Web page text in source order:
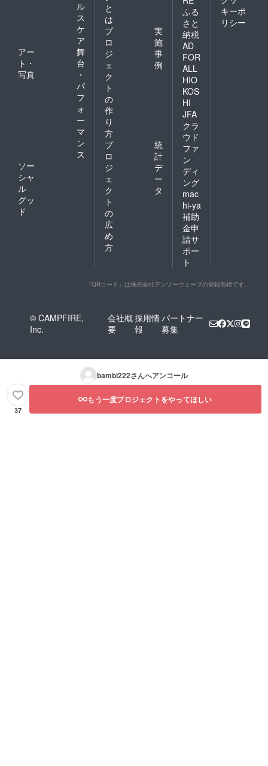
ル
ス
ケ
ア
アー
ト・
写真
舞
台
・
パ
フ
ォ
ー
マ
ン
ス
ソー
シャ
ル
グッ
ド
と
は
プ
ロ
ジ
ェ
ク
ト
の
作
り
方
実
施
事
例
プ
ロ
ジ
ェ
ク
ト
の
広
め
方
統
計
デ
ー
タ
ふる
さと
納税
AD
FOR
ALL
HIO
KOS
HI
JFA
クラ
ウド
ファ
ン
ディ
ング
mac
hi-ya
補助
金申
請サ
ポー
ト
キーポ
リシー
「QRコード」は株式会社デンソーウェーブの登録商標です。
© CAMPFIRE,
Inc.
会社概
要
採用情
報
パートナー
募集
bambi222さんへアンコール
37
もう一度プロジェクトをやってほしい